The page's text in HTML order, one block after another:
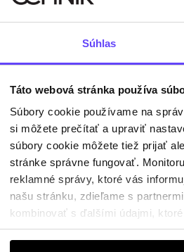
Súhlas
Táto webová stránka používa
Súbory cookie používame na
si môžete prečítať a upraviť
súbory cookie môžete tiež prijať
stránke správne fungovať.
reklamné správy, ktoré vás
našu stránku, zdieľame s
kombinovať s ďalšími údajmi,